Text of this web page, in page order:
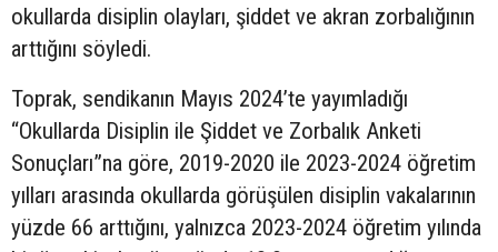
okullarda disiplin olayları, şiddet ve akran zorbalığının
arttığını söyledi.
Toprak, sendikanın Mayıs 2024’te yayımladığı
“Okullarda Disiplin ile Şiddet ve Zorbalık Anketi
Sonuçları”na göre, 2019-2020 ile 2023-2024 öğretim
yılları arasında okullarda görüşülen disiplin vakalarının
yüzde 66 arttığını, yalnızca 2023-2024 öğretim yılında